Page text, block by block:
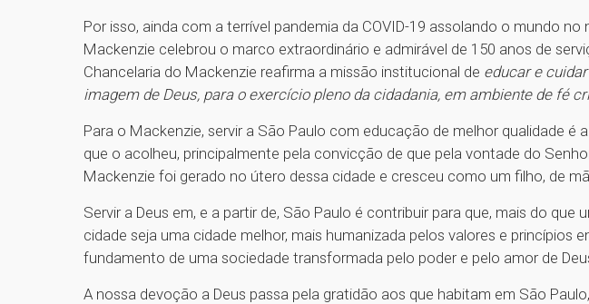
Por isso, ainda com a terrível pandemia da COVID-19 assolando o mundo
Mackenzie celebrou o marco extraordinário e admirável de 150 anos de
Chancelaria do Mackenzie reafirma a missão institucional de educar e
imagem de Deus, para o exercício pleno da cidadania, em ambiente de fé
Para o Mackenzie, servir a São Paulo com educação de melhor qualidade é
que o acolheu, principalmente pela convicção de que pela vontade do
Mackenzie foi gerado no útero dessa cidade e cresceu como um filho, de
Servir a Deus em, e a partir de, São Paulo é contribuir para que, mais do que
cidade seja uma cidade melhor, mais humanizada pelos valores e princípios
fundamento de uma sociedade transformada pelo poder e pelo amor de
A nossa devoção a Deus passa pela gratidão aos que habitam em São